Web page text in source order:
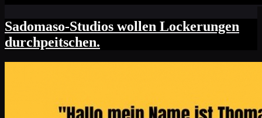
Sadomaso-Studios wollen Lockerungen
durchpeitschen.